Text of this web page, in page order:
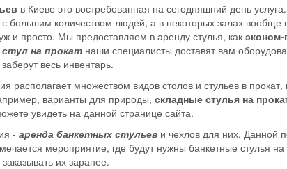
в Киеве это востребованная на сегодняшний день
большим количеством людей, а в некоторых залах вообще
и просто. Мы предоставляем в аренду стулья, как эконом-
стул на прокатнаши специалисты доставят вам
весь инвентарь.
располагает множеством видов столов и стульев в
варианты для природы, складные стулья на
увидеть на данной странице сайта.
- аренда банкетных стульев и чехлов для них. Данной
мероприятие, где будут нужны банкетные стулья на
их заранее.